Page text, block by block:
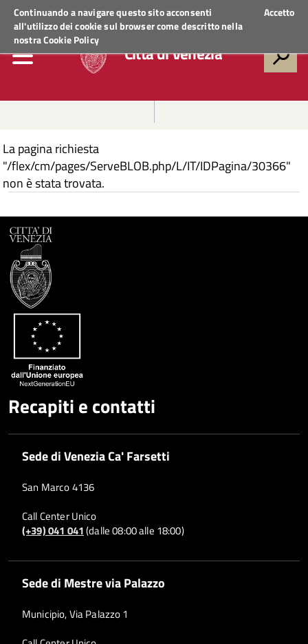
Continuando a navigare questo sito acconsenti
all'utilizzo dei cookie sul browser come descritto nella
nostraCookie Policy
Accetto
Regione VenetoACCEDI AI SERVIZI
Città di Venezia
La pagina richiesta
"/flex/cm/pages/ServeBLOB.php/L/IT/IDPagina/30366"
non è stata trovata.
Recapiti e contatti
Sede di Venezia Ca' Farsetti
San Marco 4136
Call Center Unico
(+39) 041 041(dalle 08:00 alle 18:00)
Sede di Mestre via Palazzo
Municipio, Via Palazzo 1